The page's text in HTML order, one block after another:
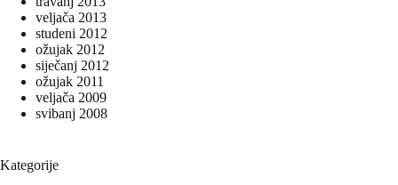
veljača 2013
studeni 2012
ožujak 2012
siječanj 2012
ožujak 2011
veljača 2009
svibanj 2008
Kategorije